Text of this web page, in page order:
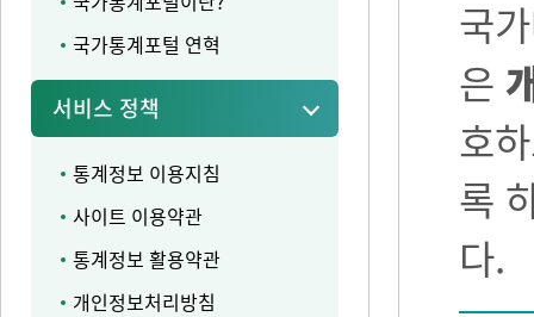
국가통계포털 연혁
서비스 정책
통계정보 이용지침
사이트 이용약관
통계정보 활용약관
개인정보처리방침
국
은
호
록
다.